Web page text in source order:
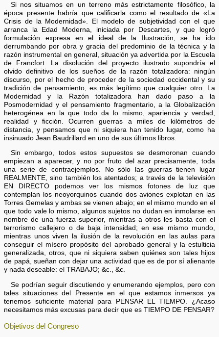
Si nos situamos en un terreno más estrictamente filosófico, la
época presente habría que calificarla como el resultado de «La
Crisis de la Modernidad». El modelo de subjetividad con el que
arranca la Edad Moderna, iniciada por Descartes, y que logró
formulación expresa en el ideal de la Ilustración, se ha ido
derrumbando por obra y gracia del predominio de la técnica y la
razón instrumental en general, situación ya advertida por la Escuela
de Francfort. La disolución del proyecto ilustrado supondría el
olvido definitivo de los sueños de la razón totalizadora: ningún
discurso, por el hecho de proceder de la sociedad occidental y su
tradición de pensamiento, es más legítimo que cualquier otro. La
Modernidad y la Razón totalizadora han dado paso a la
Posmodernidad y el pensamiento fragmentario, a la Globalización
heterogénea en la que todo da lo mismo, apariencia y verdad,
realidad y ficción. Ocurren guerras a miles de kilómetros de
distancia, y pensamos que ni siquiera han tenido lugar, como ha
insinuado Jean Baudrillard en uno de sus últimos libros.
Sin embargo, todos estos supuestos se desmoronan cuando
empiezan a aparecer, y no por fruto del azar precisamente, toda
una serie de contraejemplos. No sólo las guerras tienen lugar
REALMENTE, sino también los atentados; a través de la televisión
EN DIRECTO podemos ver los mismos fotones de luz que
contemplan los neoyorquinos cuando dos aviones explotan en las
Torres Gemelas y ambas se vienen abajo; en el mismo mundo en el
que todo vale lo mismo, algunos sujetos no dudan en inmolarse en
nombre de una fuerza superior, mientras a otros les basta con el
terrorismo callejero o de baja intensidad; en ese mismo mundo,
mientras unos viven la ilusión de la revolución en las aulas para
conseguir el mísero propósito del aprobado general y la estulticia
generalizada, otros, que ni siquiera saben quiénes son tales hijos
de papá, sueñan con dejar una actividad que es de por sí alienante
y nada deseable: el TRABAJO; &c., &c.
Se podrían seguir discutiendo y enumerando ejemplos, pero con
tales situaciones del Presente en el que estamos inmersos ya
tenemos suficiente material para PENSAR EL TIEMPO. ¿Acaso
necesitamos más excusas para decir que es TIEMPO DE PENSAR?
Objetivos del Congreso